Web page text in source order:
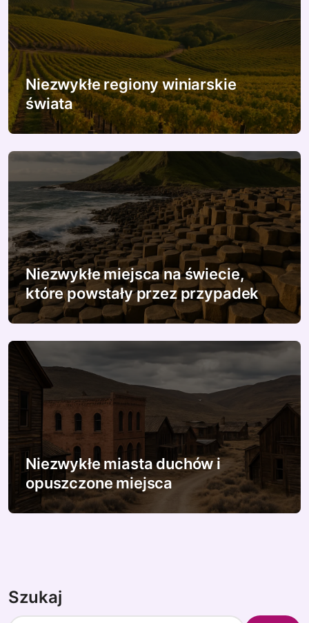
j
a
w
p
i
u
Niezwykłe regiony winiarskie
świata
Niezwykłe miejsca na świecie,
które powstały przez przypadek
Niezwykłe miasta duchów i
opuszczone miejsca
Szukaj